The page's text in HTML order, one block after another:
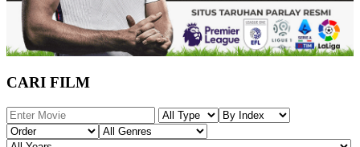
CARI FILM